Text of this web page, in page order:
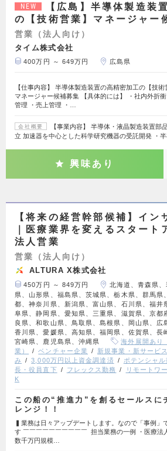
NEW
【広島】半導体製造装
の【技術営業】マネージャー
営業（法人向け）
タイム株式会社
400万円 ～ 649万円 広島県
【仕事内容】 半導体製造装置の高精密加工の【技術
マネージャー候補募集 【具体的には】 ・社内外折
管理 ・売上管理 ・…
会社概要
【事業内容】 半導体・液晶製造装置部
立 加速器を中心とした科学研究機器の受託開発 ・
興味あり
【将来の経営幹部候補】イン
｜医療業界を変えるスタート
法人営業
営業（法人向け）
ALTURA X株式会社
450万円 ～ 849万円
北海道、青森県
県、山形県、福島県、茨城県、栃木県、群馬県
都、神奈川県、新潟県、富山県、石川県、福井
阜県、静岡県、愛知県、三重県、滋賀県、京都
良県、和歌山県、鳥取県、島根県、岡山県、広
香川県、愛媛県、高知県、福岡県、佐賀県、長
宮崎県、鹿児島県、沖縄県
海外展開あり
業）
ベンチャー企業 新規事業・新サービス
み
3,000万円以上資金調達済 ポテンシャル
長・役員直下
フレックス勤務 リモートワ
K
この船の“推進力”を創るセールスに
レンジ！！
▍業務は日々アップデートします。なので「事例」
す ￣￣￣￣￣￣￣￣￣￣ 担当業務の一例 ・医療法
数千万円規模…